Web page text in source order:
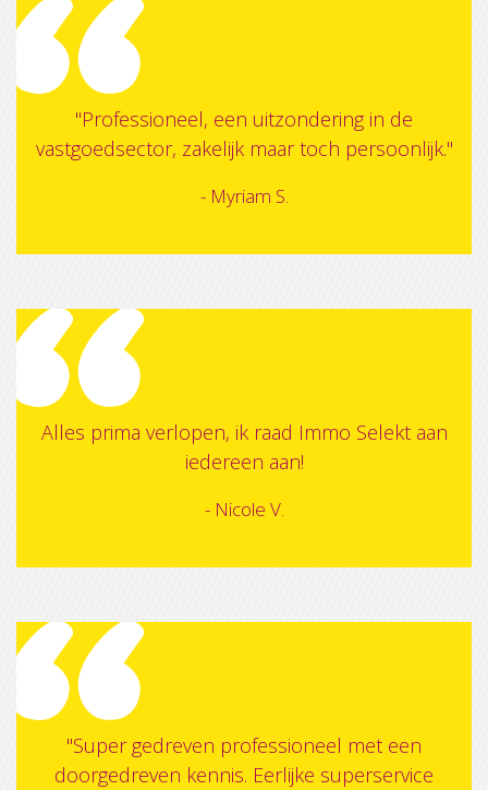
"Professioneel, een uitzondering in de
vastgoedsector, zakelijk maar toch persoonlijk."
- Myriam S.
Alles prima verlopen, ik raad Immo Selekt aan
iedereen aan!
- Nicole V.
"Super gedreven professioneel met een
doorgedreven kennis. Eerlijke superservice